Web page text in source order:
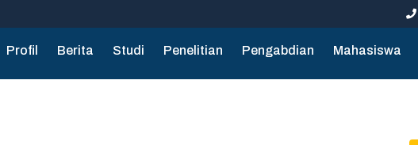
Profil Berita Studi Penelitian Pengabdian Mahasiswa